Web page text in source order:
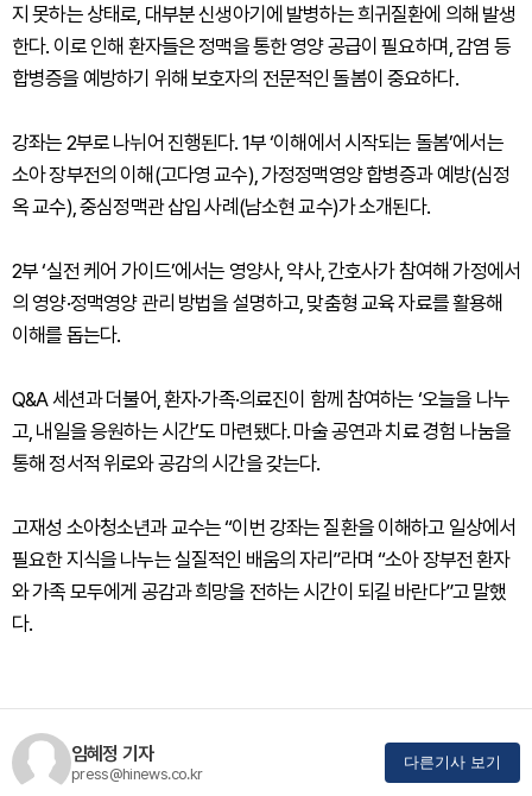
지 못하는 상태로, 대부분 신생아기에 발병하는 희귀질환에 의해 발생
한다. 이로 인해 환자들은 정맥을 통한 영양 공급이 필요하며, 감염 등
합병증을 예방하기 위해 보호자의 전문적인 돌봄이 중요하다.
강좌는 2부로 나뉘어 진행된다. 1부 ‘이해에서 시작되는 돌봄’에서는
소아 장부전의 이해(고다영 교수), 가정정맥영양 합병증과 예방(심정
옥 교수), 중심정맥관 삽입 사례(남소현 교수)가 소개된다.
2부 ‘실전 케어 가이드’에서는 영양사, 약사, 간호사가 참여해 가정에서
의 영양·정맥영양 관리 방법을 설명하고, 맞춤형 교육 자료를 활용해
이해를 돕는다.
Q&A 세션과 더불어, 환자·가족·의료진이 함께 참여하는 ‘오늘을 나누
고, 내일을 응원하는 시간’도 마련됐다. 마술 공연과 치료 경험 나눔을
통해 정서적 위로와 공감의 시간을 갖는다.
고재성 소아청소년과 교수는 “이번 강좌는 질환을 이해하고 일상에서
필요한 지식을 나누는 실질적인 배움의 자리”라며 “소아 장부전 환자
와 가족 모두에게 공감과 희망을 전하는 시간이 되길 바란다”고 말했
다.
임혜정 기자
press@hinews.co.kr
다른기사 보기